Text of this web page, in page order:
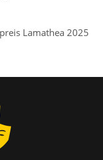
Lamathea 2025